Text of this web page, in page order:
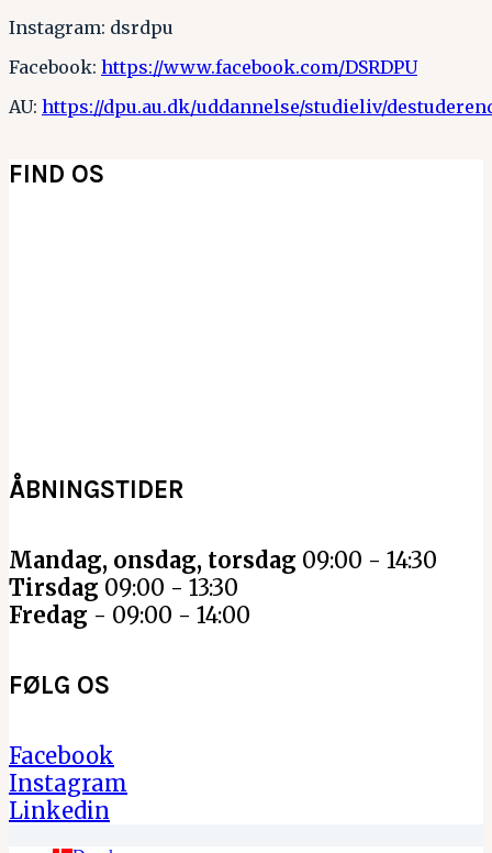
Instagram: dsrdpu
Facebook: https://www.facebook.com/DSRDPU
AU: https://dpu.au.dk/uddannelse/studieliv/
FIND OS
ÅBNINGSTIDER
Mandag, onsdag, torsdag 09:00 - 14:30
Tirsdag 09:00 - 13:30
Fredag - 09:00 - 14:00
FØLG OS
Facebook
Instagram
Linkedin